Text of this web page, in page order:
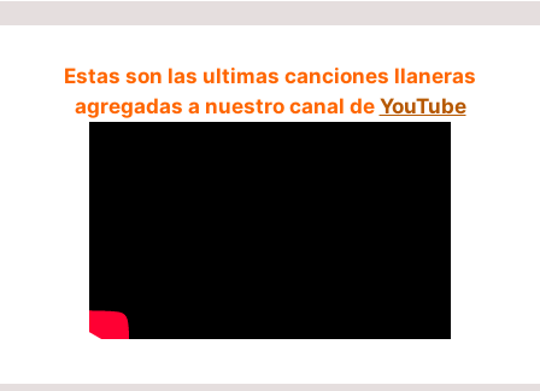
Estas son las ultimas canciones llaneras
agregadas a nuestro canal de YouTube